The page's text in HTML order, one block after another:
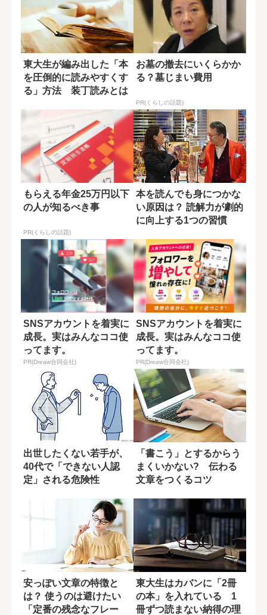
東大生が編み出した「本
を圧倒的に読みやすくす
る」方法 装丁読みとは
お墓の撤去にいくらかか
る？墓じまい費用
PR(くらしの話題)
もらえる年金25万円以下
の人が知るべき事
PR(くらしの話題)
本を読んでも身につかな
い原因は？ 読解力が劇的
に向上する1つの習慣
SNSアカウントを着実に
成長。実はみんなココ使
ってます。
PR(Dreaw合同会社)
SNSアカウントを着実に
成長。実はみんなココ使
ってます。
PR(Dreaw合同会社)
出世したくない若手が、
40代で「できない人認
定」される危険性
「書こう」とするからう
まくいかない? 伝わる
文章をつくるコツ
安っぽい文章の特徴と
は？ 使うのは避けたい
「定番の残念なフレー
東大生はカバンに「2冊
の本」を入れている 1
冊ずつ読まない納得の理